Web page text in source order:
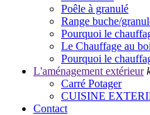
Poêle à granulé
Range buche/
Pourquoi le
Le Chauffage au
Pourquoi le
L'aménagement extérieur
Carré Potager
CUISINE
Contact